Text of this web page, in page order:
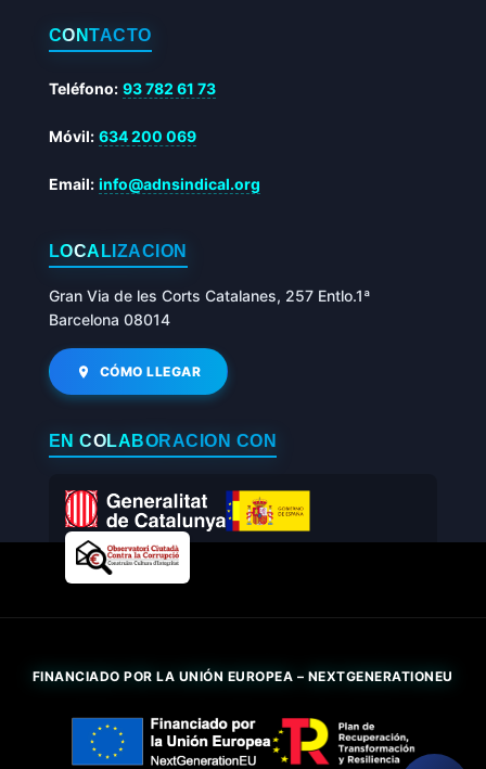
CONTACTO
Teléfono: 93 782 61 73
Móvil: 634 200 069
Email: info@adnsindical.org
LOCALIZACIÓN
Gran Via de les Corts Catalanes, 257 Entlo.1ª
Barcelona 08014
CÓMO LLEGAR
EN COLABORACIÓN CON
FINANCIADO POR LA UNIÓN EUROPEA – NEXTGENERATIONEU